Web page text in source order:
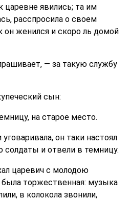
царевне явились; та им
расспросила о своем
он женился и скоро ль домой
— за такую службу
сын:
на старое место.
он таки настоял
солдаты и отвели в темницу.
царевич с молодою
была торжественная: музыка
в колокола звонили,